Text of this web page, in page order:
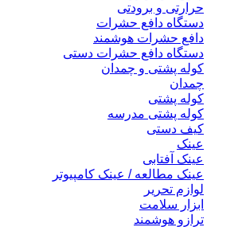
حرارتی و برودتی
دستگاه دافع حشرات
دافع حشرات هوشمند
دستگاه دافع حشرات دستی
کوله پشتی و چمدان
چمدان
کوله پشتی
کوله پشتی مدرسه
کیف دستی
عینک
عینک آفتابی
عینک مطالعه / عینک کامپیوتر
لوازم تحریر
ابزار سلامت
ترازو هوشمند